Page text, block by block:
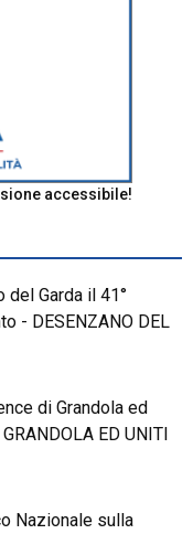
accessibile!
del Garda il 41°
- DESENZANO DEL
di Grandola ed
ED UNITI
Nazionale sulla